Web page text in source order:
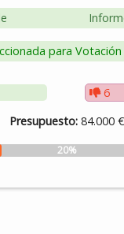
para Votación
6
Presupuesto: 84.000 €
20%